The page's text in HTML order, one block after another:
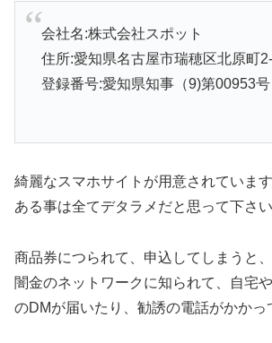
会社名:株式会社スポット
住所:愛知県名古屋市瑞穂区北原町
登録番号:愛知県知事（9)第00953号
綺麗なスマホサイトが用意されていま
ある事は全てデタラメだと思って下さい
商品券につられて、申込してしまうと
闇金のネットワークに知られて、自宅
のDMが届いたり、勧誘の電話がかかっ